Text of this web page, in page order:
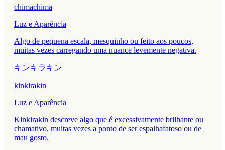
chimachima
Luz e Aparência
Algo de pequena escala, mesquinho ou feito aos poucos,
muitas vezes carregando uma nuance levemente negativa.
キンキラキン
kinkirakin
Luz e Aparência
Kinkirakin descreve algo que é excessivamente brilhante ou
chamativo, muitas vezes a ponto de ser espalhafatoso ou de
mau gosto.